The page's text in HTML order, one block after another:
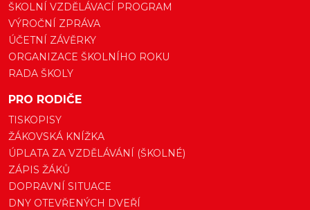
ŠKOLNÍ VZDĚLÁVACÍ PROGRAM
VÝROČNÍ ZPRÁVA
ÚČETNÍ ZÁVĚRKY
ORGANIZACE ŠKOLNÍHO ROKU
RADA ŠKOLY
PRO RODIČE
TISKOPISY
ŽÁKOVSKÁ KNÍŽKA
ÚPLATA ZA VZDĚLÁVÁNÍ (ŠKOLNÉ)
ZÁPIS ŽÁKŮ
DOPRAVNÍ SITUACE
DNY OTEVŘENÝCH DVEŘÍ